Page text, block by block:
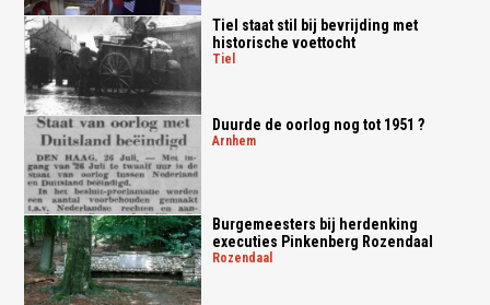
Tiel staat stil bij bevrijding met
historische voettocht
tiel
Duurde de oorlog nog tot 1951 ?
arnhem
Burgemeesters bij herdenking
executies Pinkenberg Rozendaal
rozendaal